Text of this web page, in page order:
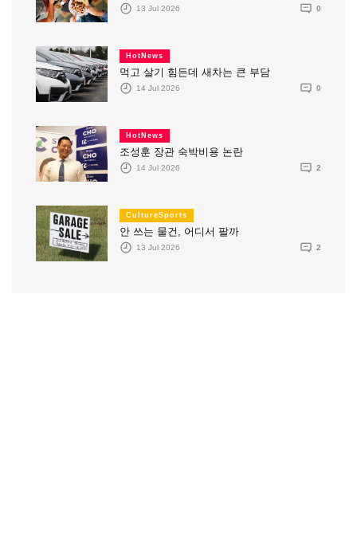
13 Jul 2026 0
HotNews
먹고 살기 힘든데 새차는 큰 부담
14 Jul 2026 0
HotNews
조성훈 장관 숙박비용 논란
14 Jul 2026 2
CultureSports
안 쓰는 물건, 어디서 팔까
13 Jul 2026 2